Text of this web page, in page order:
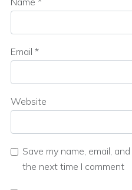
Email *
Website
Save my name, email,
the next time I comment